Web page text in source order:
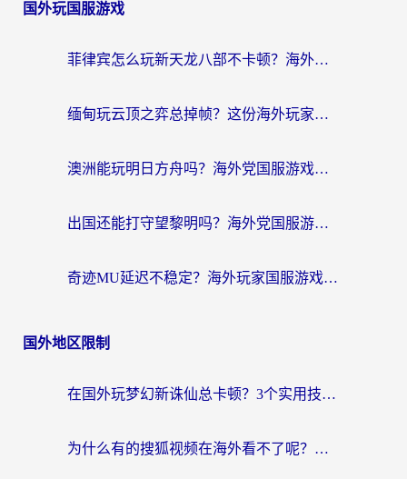
国外玩国服游戏
菲律宾怎么玩新天龙八部不卡顿？海外党国服游戏加速器终极指南（附欧洲国外玩家实测）
缅甸玩云顶之弈总掉帧？这份海外玩家专属加速器攻略帮你上分
澳洲能玩明日方舟吗？海外党国服游戏畅玩终极指南（附实用加速器选择技巧）
出国还能打守望黎明吗？海外党国服游戏不卡顿的终极解法
奇迹MU延迟不稳定？海外玩家国服游戏加速器终极指南：从卡顿到丝滑的秘密
国外地区限制
在国外玩梦幻新诛仙总卡顿？3个实用技巧解决海外党痛点（附回国加速器选择指南）
为什么有的搜狐视频在海外看不了呢？留学生亲测有效的回国加速攻略